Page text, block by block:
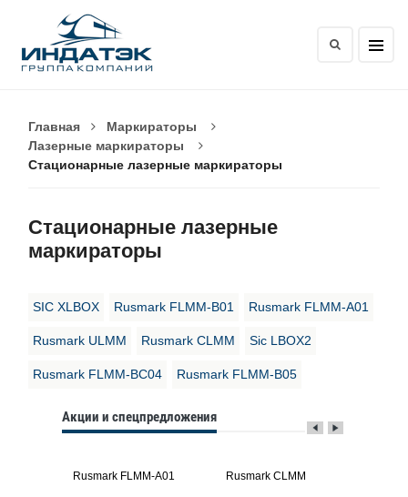
Главная
Маркираторы
Лазерные маркираторы
Стационарные лазерные маркираторы
Стационарные лазерные
маркираторы
SIC XLBOX Rusmark FLMM-B01 Rusmark FLMM-A01
Rusmark ULMM Rusmark CLMM Sic LBOX2
Rusmark FLMM-BC04 Rusmark FLMM-B05
Акции и спецпредложения
Rusmark FLMM-A01 Rusmark CLMM